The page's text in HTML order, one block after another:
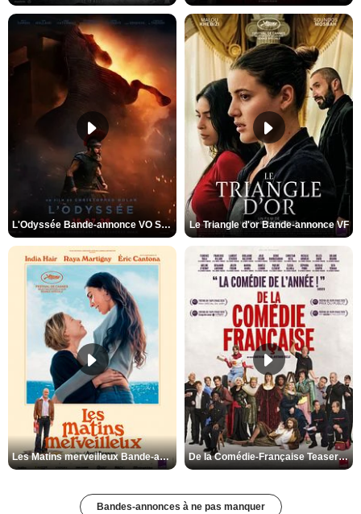
L'Odyssée Bande-annonce VO STFR Le Triangle d'or Bande-annonce VF
Les Matins merveilleux Bande-annonce VF De la Comédie-Française Teaser VF
Bandes-annonces à ne pas manquer